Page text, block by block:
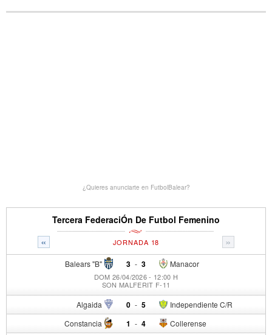
¿Quieres anunciarte en FutbolBalear?
Tercera FederaciÓn De Futbol Femenino
« »
JORNADA 18
Balears "B" 3 - Manacor
3
DOM 26/04/2026 - 12:00 H
SON MALFERIT F-11
Algaida 0 - Independiente C/R
5
Constancia 1 - Collerense
4